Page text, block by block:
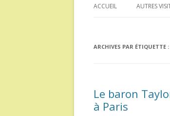
ACCUEIL AUTRES
ARCHIVES PAR ÉTIQUETTE :
Le baron
à Paris